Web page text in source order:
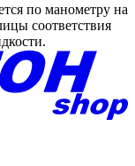
по манометру на
соответствия